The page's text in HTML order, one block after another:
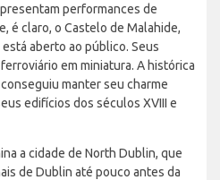
performances de
é claro, o Castelo de Malahide,
aberto ao público. Seus
em miniatura. A histórica
manter seu charme
edifícios dos séculos XVIII e
a cidade de North Dublin, que
de Dublin até pouco antes da